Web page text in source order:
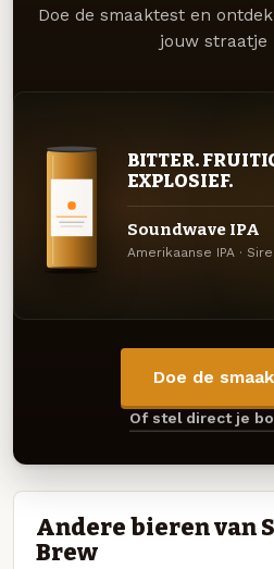
Doe de smaaktest en
jouw straatje
BITTER.
EXPLOSIEF.
Soundwave IPA
Amerikaanse IPA ·
Doe de
Of stel direct je
Andere bieren van
Brew